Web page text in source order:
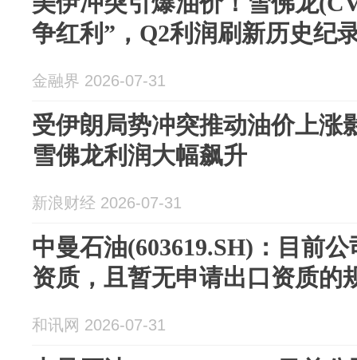
争红利”，Q2利润刷新历史纪
金融界 2026-07-31
受伊朗局势冲突推动油价上涨
雪佛龙利润大幅飙升
新浪财经 2026-07-31
中曼石油(603619.SH)：目前
资质，且暂无申请出口资质的
和讯网 2026-07-31